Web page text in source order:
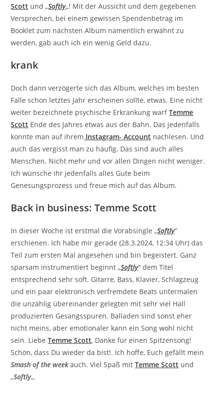
Scott und „Softly„! Mit der Aussicht und dem gegebenen
Versprechen, bei einem gewissen Spendenbetrag im
Booklet zum nächsten Album namentlich erwähnt zu
werden, gab auch ich ein wenig Geld dazu.
krank
Doch dann verzögerte sich das Album, welches im besten
Falle schon letztes Jahr erscheinen sollte, etwas. Eine nicht
weiter bezeichnete psychische Erkrankung warfTemme
Scott Ende des Jahres etwas aus der Bahn. Das jedenfalls
konnte man auf ihrem Instagram- Account nachlesen. Und
auch das vergisst man zu häufig. Das sind auch alles
Menschen. Nicht mehr und vor allen Dingen nicht weniger.
Ich wünsche ihr jedenfalls alles Gute beim
Genesungsprozess und freue mich auf das Album.
Back in business: Temme Scott
In dieser Woche ist erstmal die Vorabsingle „Softly“
erschienen. Ich habe mir gerade (28.3.2024, 12:34 Uhr) das
Teil zum ersten Mal angesehen und bin begeistert. Ganz
sparsam instrumentiert beginnt „Softly“ dem Titel
entsprechend sehr soft. Gitarre, Bass, Klavier, Schlagzeug
und ein paar elektronisch verfremdete Beats untermalen
die unzählig übereinander gelegten mit sehr viel Hall
produzierten Gesangsspuren. Balladen sind sonst eher
nicht meins, aber emotionaler kann ein Song wohl nicht
sein. LiebeTemme Scott, Danke für einen Spitzensong!
Schön, dass Du wieder da bist!. Ich hoffe, Euch gefällt mein
Smash of the weekauch. Viel Spaß mitTemme Scott und
„Softly„.